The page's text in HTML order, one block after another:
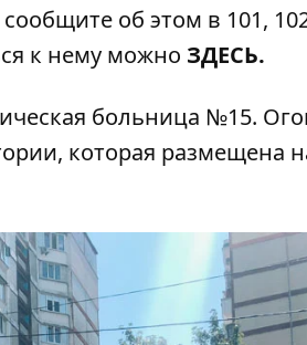
об этом в 101,
к нему можно ЗДЕСЬ.
больница №15.
которая размещена